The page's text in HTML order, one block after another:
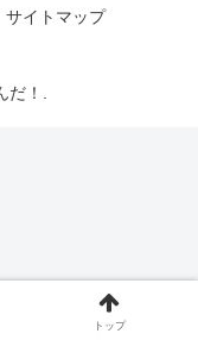
サイトマップ
！.
トップ